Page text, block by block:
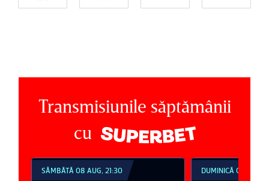
Transmisiunile săptămânii
cu
SÂMBĂTĂ 08 AUG, 21:30 DUMINICĂ 09 AUG,